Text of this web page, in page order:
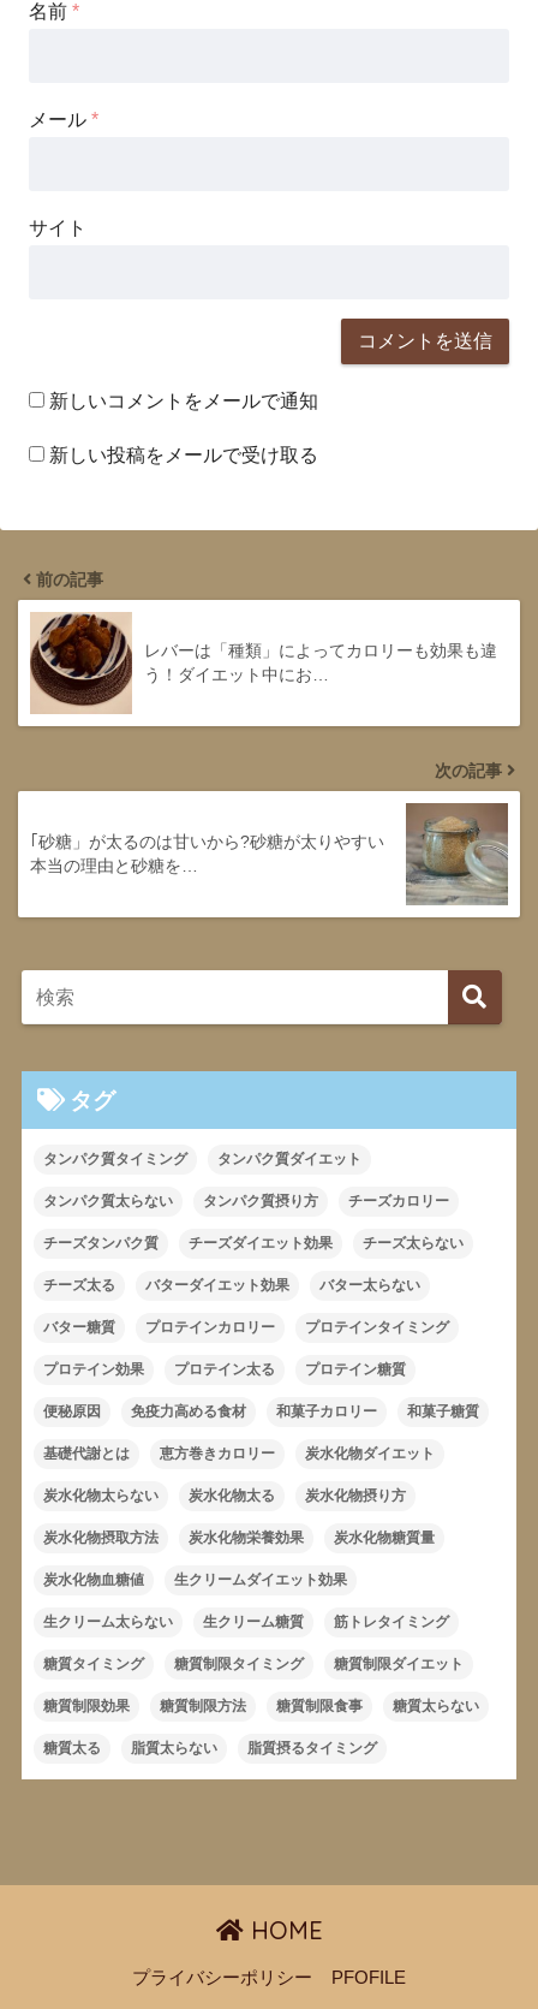
名前 *
メール *
サイト
新しいコメントをメールで通知
新しい投稿をメールで受け取る
前の記事
レバーは「種類」によってカロリーも効果も違
う！ダイエット中にお…
次の記事
｢砂糖」が太るのは甘いから?砂糖が太りやすい
本当の理由と砂糖を…
タグ
タンパク質タイミング タンパク質ダイエット
タンパク質太らない タンパク質摂り方 チーズカロリー
チーズタンパク質 チーズダイエット効果 チーズ太らない
チーズ太る バターダイエット効果 バター太らない
バター糖質 プロテインカロリー プロテインタイミング
プロテイン効果 プロテイン太る プロテイン糖質
便秘原因 免疫力高める食材 和菓子カロリー 和菓子糖質
基礎代謝とは 恵方巻きカロリー 炭水化物ダイエット
炭水化物太らない 炭水化物太る 炭水化物摂り方
炭水化物摂取方法 炭水化物栄養効果 炭水化物糖質量
炭水化物血糖値 生クリームダイエット効果
生クリーム太らない 生クリーム糖質 筋トレタイミング
糖質タイミング 糖質制限タイミング 糖質制限ダイエット
糖質制限効果 糖質制限方法 糖質制限食事 糖質太らない
糖質太る 脂質太らない 脂質摂るタイミング
HOME
プライバシーポリシー PFOFILE